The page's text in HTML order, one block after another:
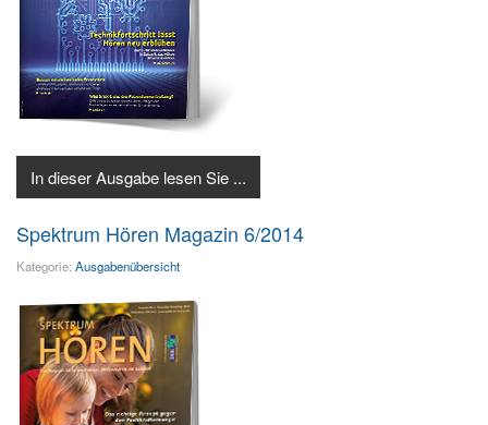
In dieser Ausgabe lesen Sie ...
Spektrum Hören Magazin 6/2014
Kategorie: Ausgabenübersicht